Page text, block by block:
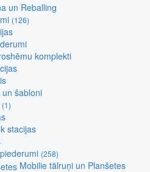
un Reballing
(126)
komplekti
un šabloni
(1)
stacijas
(258)
Mobilie tālruņi un Planšetes